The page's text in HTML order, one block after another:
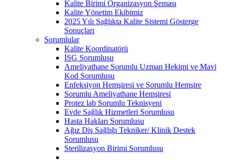
Kalite Birimi Organizasyon Şeması
Kalite Yönetim Ekibimiz
2025 Yılı Sağlıkta Kalite Sistemi Gösterge
Sonuçları
Sorumlular
Kalite Koordinatörü
İSG Sorumlusu
Ameliyathane Sorumlu Uzman Hekimi ve Mavi
Kod Sorumlusu
Enfeksiyon Hemşiresi ve Sorumlu Hemşire
Sorumlu Ameliyathane Hemşiresi
Protez lab Sorumlu Teknisyeni
Evde Sağlık Hizmetleri Sorumlusu
Hasta Hakları Sorumlusu
Ağız Diş Sağlığı Tekniker/ Klinik Destek
Sorumlusu
Sterilizasyon Birimi Sorumlusu